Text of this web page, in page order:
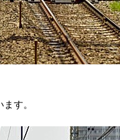
す。